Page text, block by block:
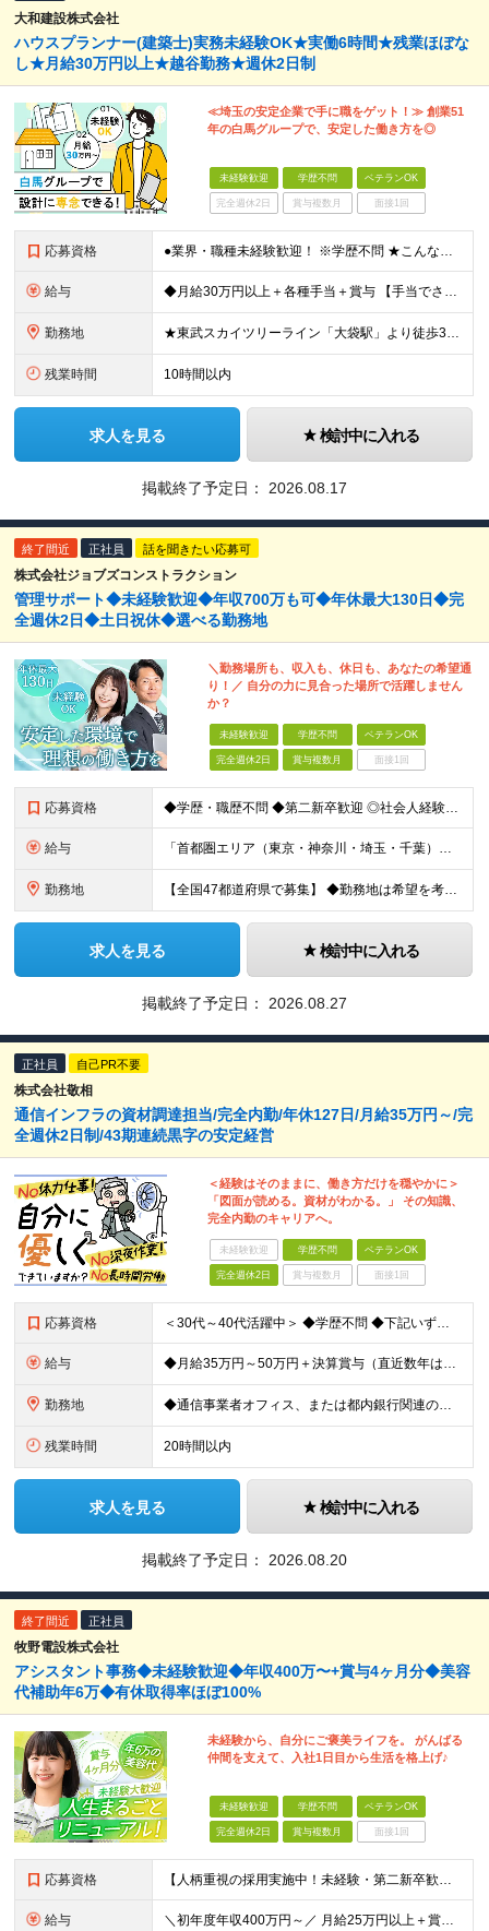
大和建設株式会社
ハウスプランナー(建築士)実務未経験OK★実働6時間★残業ほぼな
し★月給30万円以上★越谷勤務★週休2日制
≪埼玉の安定企業で手に職をゲット！≫ 創業51
年の白馬グループで、安定した働き方を◎
未経験歓迎 学歴不問 ベテランOK
完全週休2日 賞与複数月 面接1回
応募資格 ●業界・職種未経験歓迎！ ※学歴不問 ★こんな方に最適です！ ・「家」や「インテリア」に興味がある方 ・人と話すこと、喜ばせることが好きな方 ・一生モノの知識やスキルを身につけたい方 ・プライベート
給与 ◆月給30万円以上＋各種手当＋賞与 【手当でさらに収入アップ！】 ★資格手当：1級建築士（月8万円）、2級建築士（月4万円）などを別途支給。 入社後に資格を取得して、大幅な給与アップを実現した先輩も
勤務地 ★東武スカイツリーライン「大袋駅」より徒歩3分！車通勤もOK ◆埼玉県越谷市大字袋山1361-16 ※白馬グループ内で配属の可能性あり ※(変更の範囲)上記を除く当社関連勤務地
残業時間 10時間以内
求人を見る 検討中に入れる
掲載終了予定日： 2026.08.17
終了間近 正社員 話を聞きたい応募可
株式会社ジョブズコンストラクション
管理サポート◆未経験歓迎◆年収700万も可◆年休最大130日◆完
全週休2日◆土日祝休◆選べる勤務地
＼勤務場所も、収入も、休日も、あなたの希望通
り！／ 自分の力に見合った場所で活躍しません
か？
未経験歓迎 学歴不問 ベテランOK
完全週休2日 賞与複数月 面接1回
応募資格 ◆学歴・職歴不問 ◆第二新卒歓迎 ◎社会人経験10～20年以上ある方も活躍中！ ◎これまでの学歴・職歴・転職回数等は一切問いません！ 正社員経験の有無は問わないため、不安がある方も、まずはご相談くだ
給与 「首都圏エリア（東京・神奈川・埼玉・千葉）」 ◆月給25万円～50万円＋各種手当 「首都圏以外のエリア」 ◆月給23万円～50万円＋各種手当 ・あなたの給与は、これまでの経験や能力を考慮の上、決定
勤務地 【全国47都道府県で募集】 ◆勤務地は希望を考慮 ◆転勤なし ◆U・I・Jターン歓迎！ 配属先は以下いずれかのプロジェクト先となります。 ＼積極採用中／ 関東：東京都、神奈川県、埼玉県、千葉県 東
求人を見る 検討中に入れる
掲載終了予定日： 2026.08.27
正社員 自己PR不要
株式会社敬相
通信インフラの資材調達担当/完全内勤/年休127日/月給35万円～/完
全週休2日制/43期連続黒字の安定経営
＜経験はそのままに、働き方だけを穏やかに＞
「図面が読める。資材がわかる。」 その知識、
完全内勤のキャリアへ。
未経験歓迎 学歴不問 ベテランOK
完全週休2日 賞与複数月 面接1回
応募資格 ＜30代～40代活躍中＞ ◆学歴不問 ◆下記いずれかの経験をお持ちの方 ・通信キャリアの工事資材を取り扱った経験をお持ちの方 ・図面を見て必要な資材を選定する知識・経験をお持ちの方 ・通信インフラ、
給与 ◆月給35万円～50万円＋決算賞与（直近数年は連続して支給されています！） ※前職給与や経験を最大限考慮し決定します。 ※残業手当は別途支給します。 ※試用期間3ヶ月あり（給与・待遇に変更なし）
勤務地 ◆通信事業者オフィス、または都内銀行関連の拠点などの、 東京都内の常駐先オフィスでの勤務となります。 ■本社／東京都港区高輪2-16-11 ※(変更の範囲)上記を除く当社関連勤務地
残業時間 20時間以内
求人を見る 検討中に入れる
掲載終了予定日： 2026.08.20
終了間近 正社員
牧野電設株式会社
アシスタント事務◆未経験歓迎◆年収400万〜+賞与4ヶ月分◆美容
代補助年6万◆有休取得率ほぼ100%
未経験から、自分にご褒美ライフを。 がんばる
仲間を支えて、入社1日目から生活を格上げ♪
未経験歓迎 学歴不問 ベテランOK
完全週休2日 賞与複数月 面接1回
応募資格 【人柄重視の採用実施中！未経験・第二新卒歓迎です】 ◎未経験歓迎 ◎学歴不問
給与 ＼初年度年収400万円～／ 月給25万円以上＋賞与年2回＋各種手当 ※経験・能力・前職給与等を考慮の上、決定します。 ※美容代補助や家族食事代、時間外手当など、実質的な収入増に繋がる手当が豊富です。